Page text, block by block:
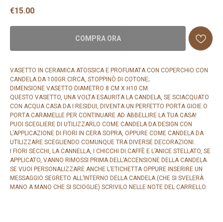
€15.00
COMPRA ORA
VASETTO IN CERAMICA ATOSSICA E PROFUMATA CON COPERCHIO CON
CANDELA DA 100GR CIRCA, STOPPINÒ DI COTONE;
DIMENSIONE VASETTO DIAMETRO 8 CM X H10 CM.
QUESTO VASETTO, UNA VOLTA ESAURITA LA CANDELA, SE SCIACQUATO
CON ACQUA CASA DA I RESIDUI, DIVENTA UN PERFETTO PORTA GIOIE O
PORTA CARAMELLE PER CONTINUARE AD ABBELLIRE LA TUA CASA!
PUOI SCEGLIERE DI UTILIZZARLO COME CANDELA DA DESIGN CON
L’APPLICAZIONE DI FIORI IN CERA SOPRA, OPPURE COME CANDELA DA
UTILIZZARE SCEGLIENDO COMUNQUE TRA DIVERSE DECORAZIONI.
I FIORI SECCHI, LA CANNELLA, I CHICCHI DI CAFFÈ E L’ANICE STELLATO, SE
APPLICATO, VANNO RIMOSSI PRIMA DELL’ACCENSIONE DELLA CANDELA.
SE VUOI PERSONALIZZARE ANCHE L’ETICHETTA OPPURE INSERIRE UN
MESSAGGIO SEGRETO ALL’INTERNO DELLA CANDELA (CHE SI SVELERÀ
MANO A MANO CHE SI SCIOGLIE) SCRIVILO NELLE NOTE DEL CARRELLO.